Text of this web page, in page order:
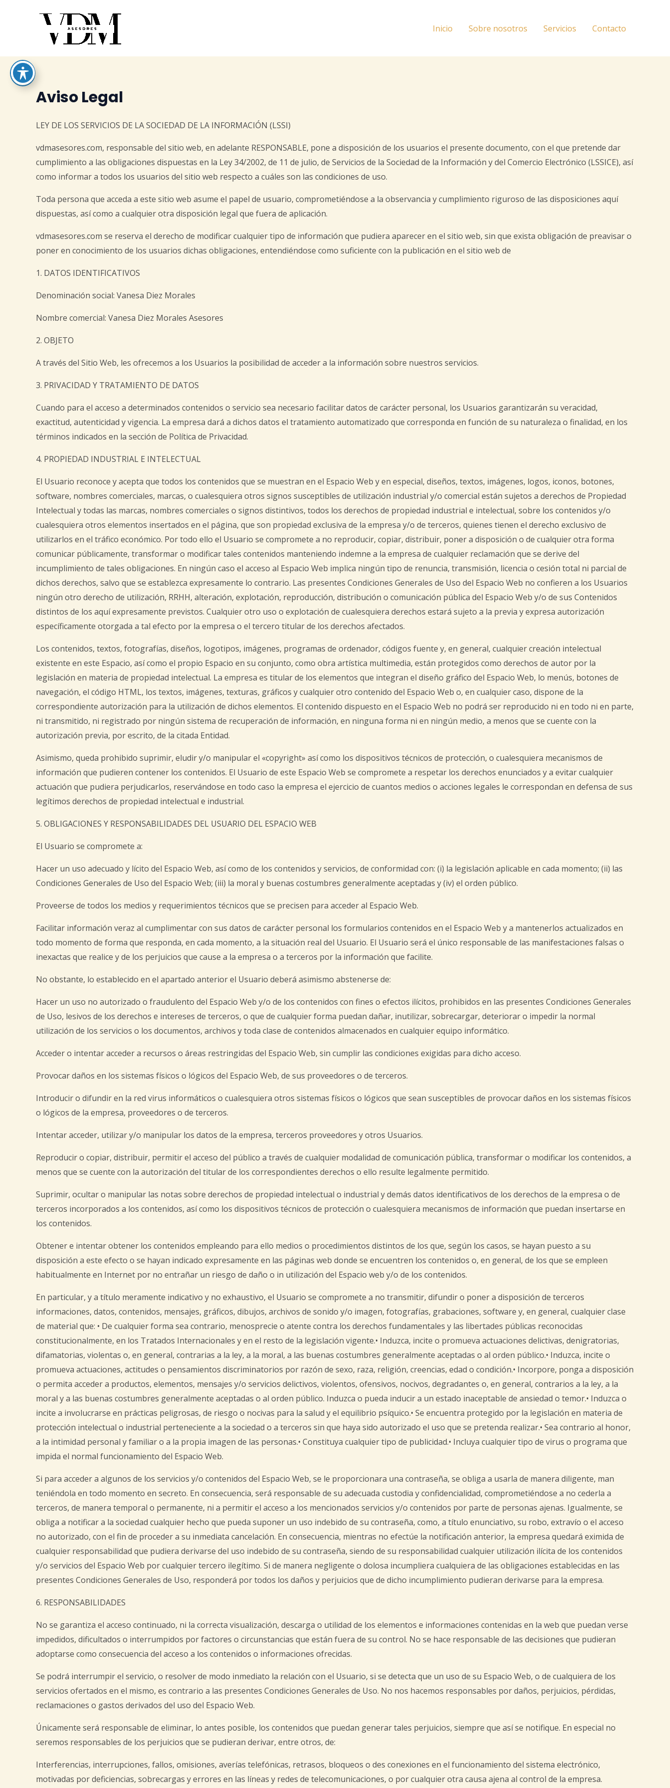
Inicio Sobre nosotros Servicios Contacto
Aviso Legal
LEY DE LOS SERVICIOS DE LA SOCIEDAD DE LA INFORMACIÓN (LSSI)
vdmasesores.com, responsable del sitio web, en adelante RESPONSABLE, pone a disposición de los usuarios el presente documento, con el que pretende dar
cumplimiento a las obligaciones dispuestas en la Ley 34/2002, de 11 de julio, de Servicios de la Sociedad de la Información y del Comercio Electrónico (LSSICE), así
como informar a todos los usuarios del sitio web respecto a cuáles son las condiciones de uso.
Toda persona que acceda a este sitio web asume el papel de usuario, comprometiéndose a la observancia y cumplimiento riguroso de las disposiciones aquí
dispuestas, así como a cualquier otra disposición legal que fuera de aplicación.
vdmasesores.com se reserva el derecho de modificar cualquier tipo de información que pudiera aparecer en el sitio web, sin que exista obligación de preavisar o
poner en conocimiento de los usuarios dichas obligaciones, entendiéndose como suficiente con la publicación en el sitio web de
1. DATOS IDENTIFICATIVOS
Denominación social: Vanesa Diez Morales
Nombre comercial: Vanesa Diez Morales Asesores
2. OBJETO
A través del Sitio Web, les ofrecemos a los Usuarios la posibilidad de acceder a la información sobre nuestros servicios.
3. PRIVACIDAD Y TRATAMIENTO DE DATOS
Cuando para el acceso a determinados contenidos o servicio sea necesario facilitar datos de carácter personal, los Usuarios garantizarán su veracidad,
exactitud, autenticidad y vigencia. La empresa dará a dichos datos el tratamiento automatizado que corresponda en función de su naturaleza o finalidad, en los
términos indicados en la sección de Política de Privacidad.
4. PROPIEDAD INDUSTRIAL E INTELECTUAL
El Usuario reconoce y acepta que todos los contenidos que se muestran en el Espacio Web y en especial, diseños, textos, imágenes, logos, iconos, botones,
software, nombres comerciales, marcas, o cualesquiera otros signos susceptibles de utilización industrial y/o comercial están sujetos a derechos de Propiedad
Intelectual y todas las marcas, nombres comerciales o signos distintivos, todos los derechos de propiedad industrial e intelectual, sobre los contenidos y/o
cualesquiera otros elementos insertados en el página, que son propiedad exclusiva de la empresa y/o de terceros, quienes tienen el derecho exclusivo de
utilizarlos en el tráfico económico. Por todo ello el Usuario se compromete a no reproducir, copiar, distribuir, poner a disposición o de cualquier otra forma
comunicar públicamente, transformar o modificar tales contenidos manteniendo indemne a la empresa de cualquier reclamación que se derive del
incumplimiento de tales obligaciones. En ningún caso el acceso al Espacio Web implica ningún tipo de renuncia, transmisión, licencia o cesión total ni parcial de
dichos derechos, salvo que se establezca expresamente lo contrario. Las presentes Condiciones Generales de Uso del Espacio Web no confieren a los Usuarios
ningún otro derecho de utilización, RRHH, alteración, explotación, reproducción, distribución o comunicación pública del Espacio Web y/o de sus Contenidos
distintos de los aquí expresamente previstos. Cualquier otro uso o explotación de cualesquiera derechos estará sujeto a la previa y expresa autorización
específicamente otorgada a tal efecto por la empresa o el tercero titular de los derechos afectados.
Los contenidos, textos, fotografías, diseños, logotipos, imágenes, programas de ordenador, códigos fuente y, en general, cualquier creación intelectual
existente en este Espacio, así como el propio Espacio en su conjunto, como obra artística multimedia, están protegidos como derechos de autor por la
legislación en materia de propiedad intelectual. La empresa es titular de los elementos que integran el diseño gráfico del Espacio Web, lo menús, botones de
navegación, el código HTML, los textos, imágenes, texturas, gráficos y cualquier otro contenido del Espacio Web o, en cualquier caso, dispone de la
correspondiente autorización para la utilización de dichos elementos. El contenido dispuesto en el Espacio Web no podrá ser reproducido ni en todo ni en parte,
ni transmitido, ni registrado por ningún sistema de recuperación de información, en ninguna forma ni en ningún medio, a menos que se cuente con la
autorización previa, por escrito, de la citada Entidad.
Asimismo, queda prohibido suprimir, eludir y/o manipular el «copyright» así como los dispositivos técnicos de protección, o cualesquiera mecanismos de
información que pudieren contener los contenidos. El Usuario de este Espacio Web se compromete a respetar los derechos enunciados y a evitar cualquier
actuación que pudiera perjudicarlos, reservándose en todo caso la empresa el ejercicio de cuantos medios o acciones legales le correspondan en defensa de sus
legítimos derechos de propiedad intelectual e industrial.
5. OBLIGACIONES Y RESPONSABILIDADES DEL USUARIO DEL ESPACIO WEB
El Usuario se compromete a:
Hacer un uso adecuado y lícito del Espacio Web, así como de los contenidos y servicios, de conformidad con: (i) la legislación aplicable en cada momento; (ii) las
Condiciones Generales de Uso del Espacio Web; (iii) la moral y buenas costumbres generalmente aceptadas y (iv) el orden público.
Proveerse de todos los medios y requerimientos técnicos que se precisen para acceder al Espacio Web.
Facilitar información veraz al cumplimentar con sus datos de carácter personal los formularios contenidos en el Espacio Web y a mantenerlos actualizados en
todo momento de forma que responda, en cada momento, a la situación real del Usuario. El Usuario será el único responsable de las manifestaciones falsas o
inexactas que realice y de los perjuicios que cause a la empresa o a terceros por la información que facilite.
No obstante, lo establecido en el apartado anterior el Usuario deberá asimismo abstenerse de:
Hacer un uso no autorizado o fraudulento del Espacio Web y/o de los contenidos con fines o efectos ilícitos, prohibidos en las presentes Condiciones Generales
de Uso, lesivos de los derechos e intereses de terceros, o que de cualquier forma puedan dañar, inutilizar, sobrecargar, deteriorar o impedir la normal
utilización de los servicios o los documentos, archivos y toda clase de contenidos almacenados en cualquier equipo informático.
Acceder o intentar acceder a recursos o áreas restringidas del Espacio Web, sin cumplir las condiciones exigidas para dicho acceso.
Provocar daños en los sistemas físicos o lógicos del Espacio Web, de sus proveedores o de terceros.
Introducir o difundir en la red virus informáticos o cualesquiera otros sistemas físicos o lógicos que sean susceptibles de provocar daños en los sistemas físicos
o lógicos de la empresa, proveedores o de terceros.
Intentar acceder, utilizar y/o manipular los datos de la empresa, terceros proveedores y otros Usuarios.
Reproducir o copiar, distribuir, permitir el acceso del público a través de cualquier modalidad de comunicación pública, transformar o modificar los contenidos, a
menos que se cuente con la autorización del titular de los correspondientes derechos o ello resulte legalmente permitido.
Suprimir, ocultar o manipular las notas sobre derechos de propiedad intelectual o industrial y demás datos identificativos de los derechos de la empresa o de
terceros incorporados a los contenidos, así como los dispositivos técnicos de protección o cualesquiera mecanismos de información que puedan insertarse en
los contenidos.
Obtener e intentar obtener los contenidos empleando para ello medios o procedimientos distintos de los que, según los casos, se hayan puesto a su
disposición a este efecto o se hayan indicado expresamente en las páginas web donde se encuentren los contenidos o, en general, de los que se empleen
habitualmente en Internet por no entrañar un riesgo de daño o in utilización del Espacio web y/o de los contenidos.
En particular, y a título meramente indicativo y no exhaustivo, el Usuario se compromete a no transmitir, difundir o poner a disposición de terceros
informaciones, datos, contenidos, mensajes, gráficos, dibujos, archivos de sonido y/o imagen, fotografías, grabaciones, software y, en general, cualquier clase
de material que: • De cualquier forma sea contrario, menosprecie o atente contra los derechos fundamentales y las libertades públicas reconocidas
constitucionalmente, en los Tratados Internacionales y en el resto de la legislación vigente.• Induzca, incite o promueva actuaciones delictivas, denigratorias,
difamatorias, violentas o, en general, contrarias a la ley, a la moral, a las buenas costumbres generalmente aceptadas o al orden público.• Induzca, incite o
promueva actuaciones, actitudes o pensamientos discriminatorios por razón de sexo, raza, religión, creencias, edad o condición.• Incorpore, ponga a disposición
o permita acceder a productos, elementos, mensajes y/o servicios delictivos, violentos, ofensivos, nocivos, degradantes o, en general, contrarios a la ley, a la
moral y a las buenas costumbres generalmente aceptadas o al orden público. Induzca o pueda inducir a un estado inaceptable de ansiedad o temor.• Induzca o
incite a involucrarse en prácticas peligrosas, de riesgo o nocivas para la salud y el equilibrio psíquico.• Se encuentra protegido por la legislación en materia de
protección intelectual o industrial perteneciente a la sociedad o a terceros sin que haya sido autorizado el uso que se pretenda realizar.• Sea contrario al honor,
a la intimidad personal y familiar o a la propia imagen de las personas.• Constituya cualquier tipo de publicidad.• Incluya cualquier tipo de virus o programa que
impida el normal funcionamiento del Espacio Web.
Si para acceder a algunos de los servicios y/o contenidos del Espacio Web, se le proporcionara una contraseña, se obliga a usarla de manera diligente, man
teniéndola en todo momento en secreto. En consecuencia, será responsable de su adecuada custodia y confidencialidad, comprometiéndose a no cederla a
terceros, de manera temporal o permanente, ni a permitir el acceso a los mencionados servicios y/o contenidos por parte de personas ajenas. Igualmente, se
obliga a notificar a la sociedad cualquier hecho que pueda suponer un uso indebido de su contraseña, como, a título enunciativo, su robo, extravío o el acceso
no autorizado, con el fin de proceder a su inmediata cancelación. En consecuencia, mientras no efectúe la notificación anterior, la empresa quedará eximida de
cualquier responsabilidad que pudiera derivarse del uso indebido de su contraseña, siendo de su responsabilidad cualquier utilización ilícita de los contenidos
y/o servicios del Espacio Web por cualquier tercero ilegítimo. Si de manera negligente o dolosa incumpliera cualquiera de las obligaciones establecidas en las
presentes Condiciones Generales de Uso, responderá por todos los daños y perjuicios que de dicho incumplimiento pudieran derivarse para la empresa.
6. RESPONSABILIDADES
No se garantiza el acceso continuado, ni la correcta visualización, descarga o utilidad de los elementos e informaciones contenidas en la web que puedan verse
impedidos, dificultados o interrumpidos por factores o circunstancias que están fuera de su control. No se hace responsable de las decisiones que pudieran
adoptarse como consecuencia del acceso a los contenidos o informaciones ofrecidas.
Se podrá interrumpir el servicio, o resolver de modo inmediato la relación con el Usuario, si se detecta que un uso de su Espacio Web, o de cualquiera de los
servicios ofertados en el mismo, es contrario a las presentes Condiciones Generales de Uso. No nos hacemos responsables por daños, perjuicios, pérdidas,
reclamaciones o gastos derivados del uso del Espacio Web.
Únicamente será responsable de eliminar, lo antes posible, los contenidos que puedan generar tales perjuicios, siempre que así se notifique. En especial no
seremos responsables de los perjuicios que se pudieran derivar, entre otros, de:
Interferencias, interrupciones, fallos, omisiones, averías telefónicas, retrasos, bloqueos o des conexiones en el funcionamiento del sistema electrónico,
motivadas por deficiencias, sobrecargas y errores en las líneas y redes de telecomunicaciones, o por cualquier otra causa ajena al control de la empresa.